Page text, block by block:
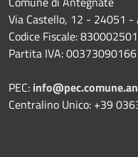
Via Castello, 12 - 24051
Codice Fiscale:
Partita IVA: 00373090166
PEC:
Centralino Unico: +39